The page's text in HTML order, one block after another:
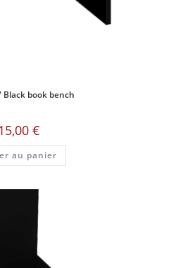
Black book bench
€
au panier